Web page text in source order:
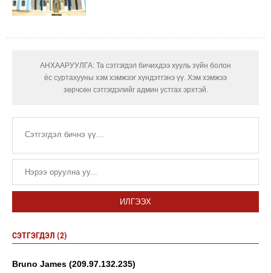
АНХААРУУЛГА: Та сэтгэгдэл бичихдээ хууль зүйн болон
ёс суртахууны хэм хэмжээг хүндэтгэнэ үү. Хэм хэмжээ
зөрчсөн сэтгэгдэлийг админ устгах эрхтэй.
ИЛГЭЭХ
СЭТГЭГДЭЛ (2)
Bruno James (209.97.132.235)